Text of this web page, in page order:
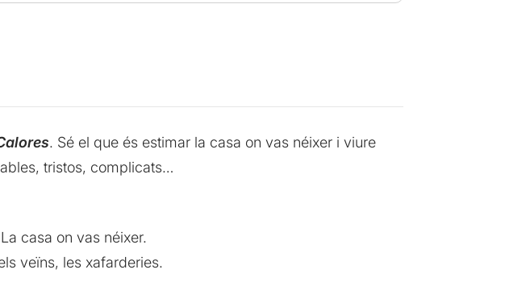
. Sé el que és estimar la casa on vas néixer i viure
tristos, complicats…
casa on vas néixer.
veïns, les xafarderies.